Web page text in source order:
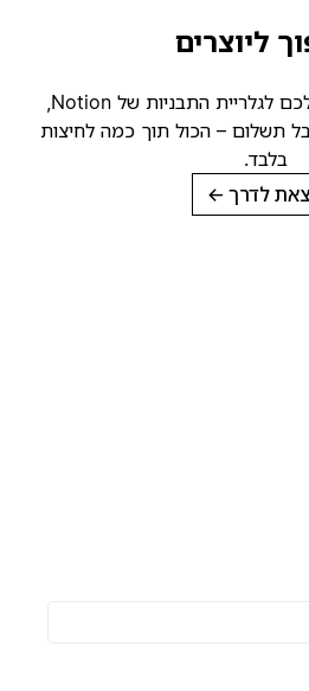
להעלות את התבנית שלכם לגלריית התבניות של Notion,
– הכול תוך כמה לחיצות
→